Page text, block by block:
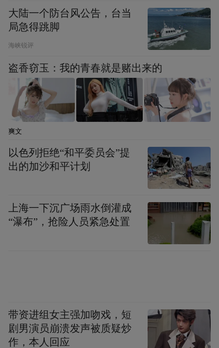
群，构成一个联动性的“齐白石在山东”文旅
融合项目。
玉等山东本地非遗资源和传统工艺，推出系
列文创产品，让艺术大师笔下的盎然生趣与
齐鲁大地的深厚文脉巧妙融合，为观众献上
可观赏、可触摸、可带走的艺术体验和生活
美学。(完)
“特别声明：以上作品内容(包括在内的视频、图片或音
频)为凤凰网旗下自媒体平台“大风号”用户上传并发
布，本平台仅提供信息存储空间服务。
Notice: The content above (including the videos,
pictures and audios if any) is uploaded and posted
by the user of Dafeng Hao, which is a social media
platform and merely provides information storage
大陆一个防台风公告，台当
局急得跳脚
海峡锐评
盗香窃玉：我的青春就是赌出来的
爽文
以色列拒绝“和平委员会”提
出的加沙和平计划
上海一下沉广场雨水倒灌成
“瀑布”，抢险人员紧急处置
带资进组女主强加吻戏，短
剧男演员崩溃发声被质疑炒
作，本人回应